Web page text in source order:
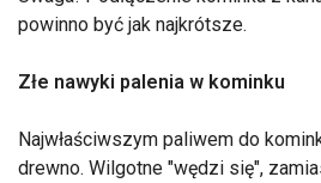
powinno być jak najkrótsze.
Złe nawyki palenia w kominku
Najwłaściwszym paliwem do
drewno. Wilgotne "wędzi się",